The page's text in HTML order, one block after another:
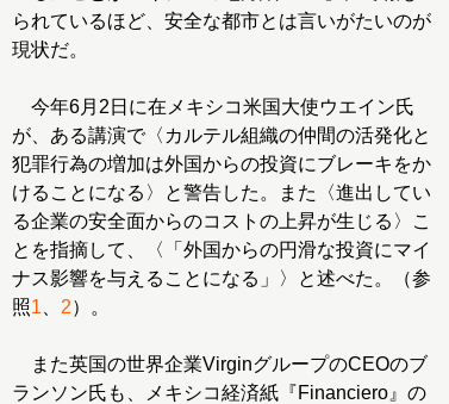
られているほど、安全な都市とは言いがたいのが
現状だ。
今年6月2日に在メキシコ米国大使ウエイン氏
が、ある講演で〈カルテル組織の仲間の活発化と
犯罪行為の増加は外国からの投資にブレーキをか
けることになる〉と警告した。また〈進出してい
る企業の安全面からのコストの上昇が生じる〉こ
とを指摘して、〈「外国からの円滑な投資にマイ
ナス影響を与えることになる」〉と述べた。（参
照1 2）。
また英国の世界企業VirginグループのCEOのブ
ランソン氏も、メキシコ経済紙『Financiero』の